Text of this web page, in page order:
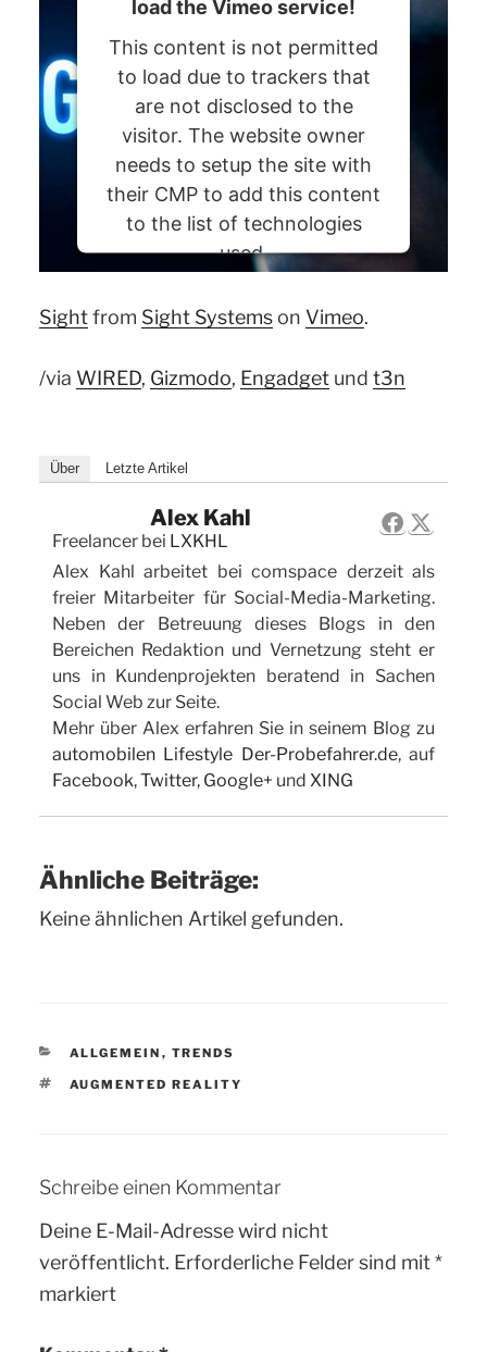
load the Vimeo service!
This content is not permitted
to load due to trackers that
are not disclosed to the
visitor. The website owner
needs to setup the site with
their CMP to add this content
to the list of technologies
used.
Powered by
Usercentrics Consent
Management Platform
Sightfrom Sight Systemson Vimeo.
/via WIRED, Gizmodo, Engadget und t3n
Über Letzte Artikel
Alex Kahl
Freelancer bei LXKHL
Alex Kahl arbeitet bei comspace derzeit als
freier Mitarbeiter für Social-Media-Marketing.
Neben der Betreuung dieses Blogs in den
Bereichen Redaktion und Vernetzung steht er
uns in Kundenprojekten beratend in Sachen
Social Web zur Seite.
Mehr über Alex erfahren Sie in seinem Blog zu
automobilen Lifestyle Der-Probefahrer.de, auf
Facebook,Twitter, Google+ und XING
Ähnliche Beiträge:
Keine ähnlichen Artikel gefunden.
KATEGORIEN
ALLGEMEIN , TRENDS
SCHLAGWÖRTER
AUGMENTED REALITY
Schreibe einen Kommentar
Deine E-Mail-Adresse wird nicht
veröffentlicht. Erforderliche Felder sind mit*
markiert